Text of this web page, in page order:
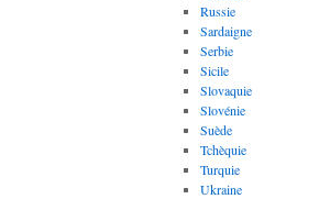
Russie
Sardaigne
Serbie
Sicile
Slovaquie
Slovénie
Suède
Tchèquie
Turquie
Ukraine